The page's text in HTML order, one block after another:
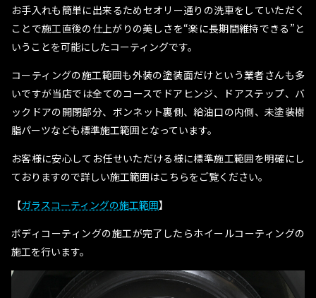
お手入れも簡単に出来るためセオリー通りの洗車をしていただく
ことで施工直後の仕上がりの美しさを“楽に長期間維持できる”と
いうことを可能にしたコーティングです。
コーティングの施工範囲も外装の塗装面だけという業者さんも多
いですが当店では全てのコースでドアヒンジ、ドアステップ、バ
ックドアの開閉部分、ボンネット裏側、給油口の内側、未塗装樹
脂パーツなども標準施工範囲となっています。
お客様に安心してお任せいただける様に標準施工範囲を明確にし
ておりますので詳しい施工範囲はこちらをご覧ください。
【ガラスコーティングの施工範囲】
ボディコーティングの施工が完了したらホイールコーティングの
施工を行います。